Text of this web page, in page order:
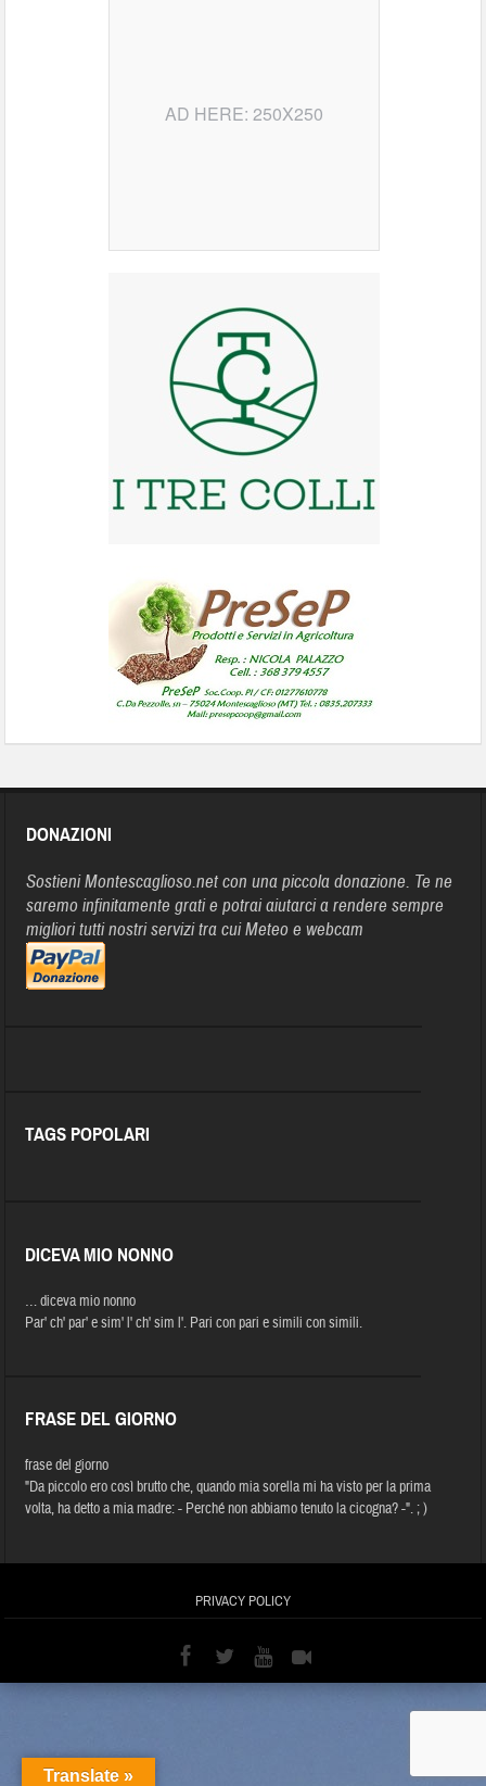
AD HERE: 250X250
DONAZIONI
Sostieni Montescaglioso.net con una piccola donazione. Te ne
saremo infinitamente grati e potrai aiutarci a rendere sempre
migliori tutti nostri servizi tra cui Meteo e webcam
TAGS POPOLARI
DICEVA MIO NONNO
… diceva mio nonno
Par' ch' par' e sim' l' ch' sim l'. Pari con pari e simili con simili.
FRASE DEL GIORNO
frase del giorno
"Da piccolo ero così brutto che, quando mia sorella mi ha visto per la prima
volta, ha detto a mia madre: - Perché non abbiamo tenuto la cicogna? -". ; )
PRIVACY POLICY
Translate »